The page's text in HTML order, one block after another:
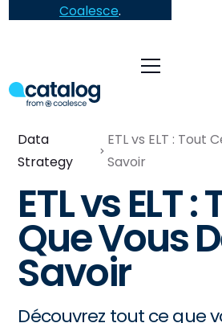
Coalesce.
Data
Strategy
ETL vs ELT : Tout
Savoir
ETL vs ELT
Que Vous
Savoir
Découvrez tout ce que